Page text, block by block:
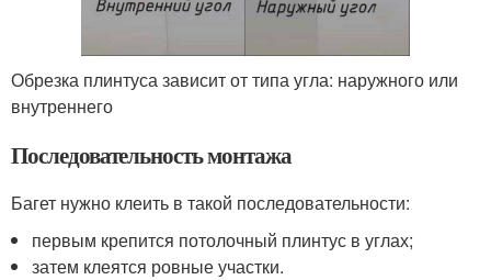
Обрезка плинтуса зависит от типа угла: наружного или
внутреннего
Последовательность монтажа
Багет нужно клеить в такой последовательности:
первым крепится потолочный плинтус в углах;
затем клеятся ровные участки.